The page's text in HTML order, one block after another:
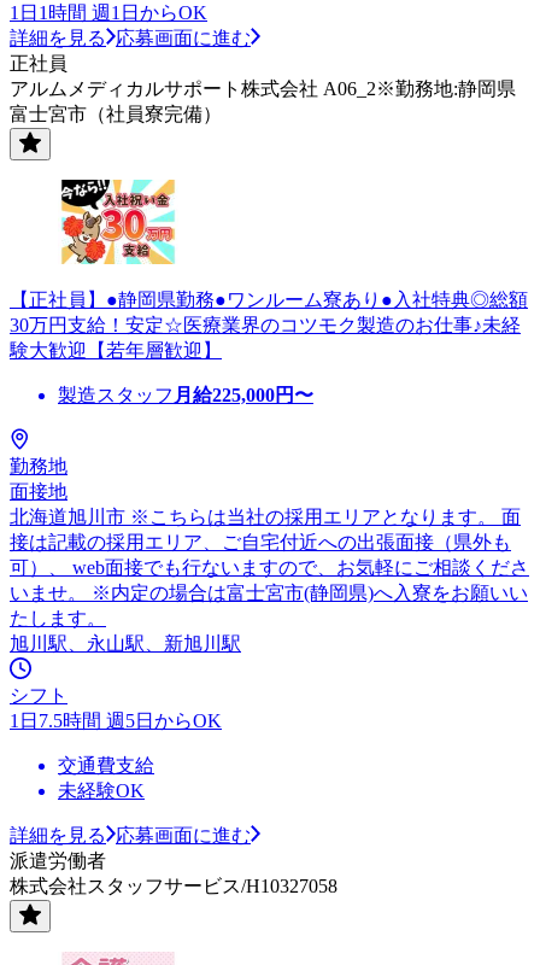
1日1時間 週1日からOK
詳細を見る
応募画面に進む
正社員
アルムメディカルサポート株式会社 A06_2※勤務地:静岡県
富士宮市（社員寮完備）
【正社員】●静岡県勤務●ワンルーム寮あり●入社特典◎総額
30万円支給！安定☆医療業界のコツモク製造のお仕事♪未経
験大歓迎【若年層歓迎】
製造スタッフ 月給225,000円〜
勤務地
面接地
北海道旭川市 ※こちらは当社の採用エリアとなります。 面
接は記載の採用エリア、ご自宅付近への出張面接（県外も
可）、 web面接でも行ないますので、お気軽にご相談くださ
いませ。 ※内定の場合は富士宮市(静岡県)へ入寮をお願いい
たします。
旭川駅、永山駅、新旭川駅
シフト
1日7.5時間 週5日からOK
交通費支給
未経験OK
詳細を見る
応募画面に進む
派遣労働者
株式会社スタッフサービス/H10327058